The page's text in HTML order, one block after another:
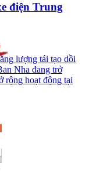
điện Trung
lượng tái tạo dồi
Nha đang trở
rộng hoạt động tại